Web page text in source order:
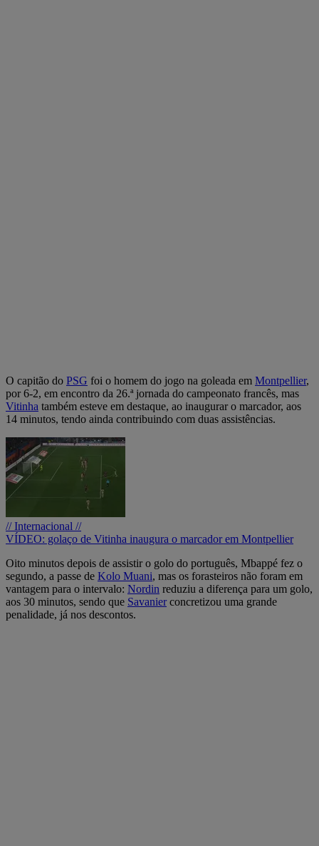
O capitão do PSG foi o homem do jogo na goleada em Montpellier,
por 6-2, em encontro da 26.ª jornada do campeonato francês, mas
Vitinha também esteve em destaque, ao inaugurar o marcador, aos
14 minutos, tendo ainda contribuindo com duas assistências.
// Internacional //
VÍDEO: golaço de Vitinha inaugura o marcador em Montpellier
Oito minutos depois de assistir o golo do português, Mbappé fez o
segundo, a passe de Kolo Muani, mas os forasteiros não foram em
vantagem para o intervalo: Nordin reduziu a diferença para um golo,
aos 30 minutos, sendo que Savanierconcretizou uma grande
penalidade, já nos descontos.